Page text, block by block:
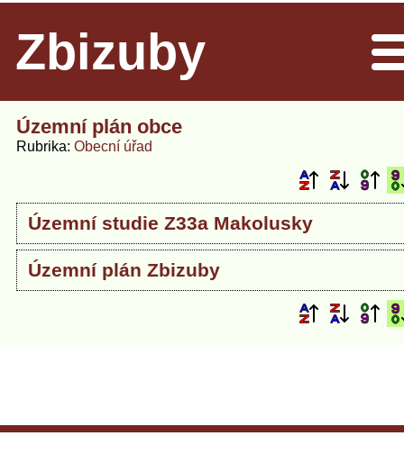
Zbizuby
Územní plán obce
Rubrika Obecní úřad
Územní studie Z33a Makolusky
Územní plán Zbizuby